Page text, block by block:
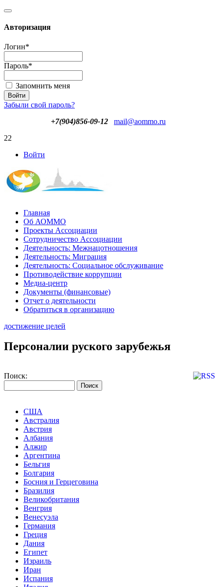
Авторизация
Логин*
Пароль*
Запомнить меня
Забыли свой пароль?
+7(904)856-09-12
mail@aommo.ru
22
Войти
Главная
Об АОММО
Проекты Ассоциации
Сотрудничество Ассоциации
Деятельность: Межнацотношения
Деятельность: Миграция
Деятельность: Социальное обслуживание
Противодействие коррупции
Медиа-центр
Документы (финансовые)
Отчет о деятельности
Обратиться в организацию
достижение целей
Персоналии руского зарубежья
Поиск:
США
Австралия
Австрия
Албания
Алжир
Аргентина
Бельгия
Болгария
Босния и Герцеговина
Бразилия
Великобритания
Венгрия
Венесуэла
Германия
Греция
Дания
Египет
Израиль
Иран
Испания